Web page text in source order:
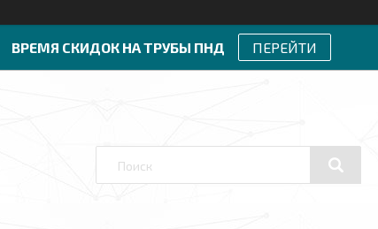
ВРЕМЯ СКИДОК НА ТРУБЫ ПНД ПЕРЕЙТИ